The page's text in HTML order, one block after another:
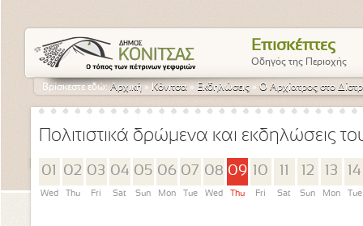
Επισκέπτες
Οδηγός της Περιοχής
Βρίσκεστε εδώ:Αρχική » Κόνιτσα » Εκδηλώσεις » Ο Αρχίατρος στο
Πολιτιστικά δρώμενα και εκδηλώσεις
01
Wed
02
Thu
03
Fri
04
Sat
05
Sun
06
Mon
07
Tue
08
Wed
09
Thu
10
Fri Sat
12
Sun
13
Mon
14
Tue